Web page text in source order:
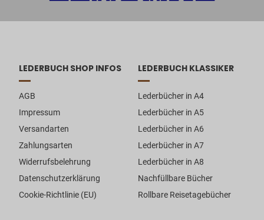
LEDERBUCH SHOP INFOS
AGB
Impressum
Versandarten
Zahlungsarten
Widerrufsbelehrung
Datenschutzerklärung
Cookie-Richtlinie (EU)
LEDERBUCH KLASSIKER
Lederbücher in A4
Lederbücher in A5
Lederbücher in A6
Lederbücher in A7
Lederbücher in A8
Nachfüllbare Bücher
Rollbare Reisetagebücher